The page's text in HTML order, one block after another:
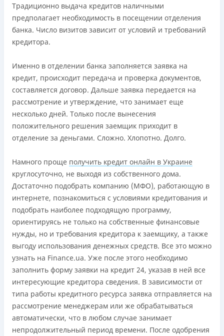
Традиционно выдача кредитов наличными
предполагает необходимость в посещении отделения
банка. Число визитов зависит от условий и требований
кредитора.
Именно в отделении банка заполняется заявка на
кредит, происходит передача и проверка документов,
составляется договор. Дальше заявка передается на
рассмотрение и утверждение, что занимает еще
несколько дней. Только после вынесения
положительного решения заемщик приходит в
отделение за деньгами. Сложно. Хлопотно. Долго.
Намного проще получить кредит онлайн в Украине
круглосуточно, не выходя из собственного дома.
Достаточно подобрать компанию (МФО), работающую в
интернете, познакомиться с условиями кредитования и
подобрать наиболее подходящую программу,
ориентируясь не только на собственные финансовые
нужды, но и требования кредитора к заемщику, а также
выгоду использования денежных средств. Все это можно
узнать на Finance.ua. Уже после этого необходимо
заполнить форму заявки на кредит 24, указав в ней все
интересующие кредитора сведения. В зависимости от
типа работы кредитного ресурса заявка отправляется на
рассмотрение менеджерам или же обрабатываться
автоматически, что в любом случае занимает
непродолжительный период времени. После одобрения